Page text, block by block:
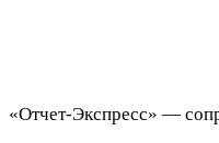
«Отчет-Экспресс» —